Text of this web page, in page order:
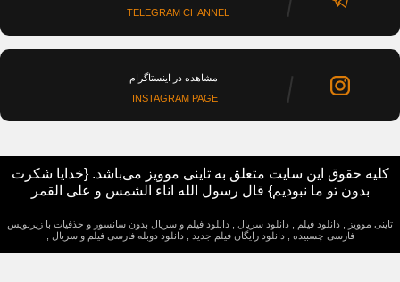
TELEGRAM CHANNEL
مشاهده در اینستاگرام
INSTAGRAM PAGE
کلیه حقوق این سایت متعلق به تاینی موویز می‌باشد. {خدایا شکرت
بدون تو ما نبودیم} قال رسول الله اناء الشمس و علی القمر
تاینی موویز , دانلود فیلم , دانلود سریال , دانلود فیلم و سریال بدون سانسور و حذفیات با زیرنویس
فارسی چسبیده , دانلود رایگان فیلم جدید , دانلود دوبله فارسی فیلم و سریال ,